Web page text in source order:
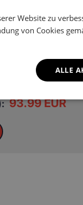
96.99
84.99
93.99 EUR
Website zu
von Cookies
ALLE